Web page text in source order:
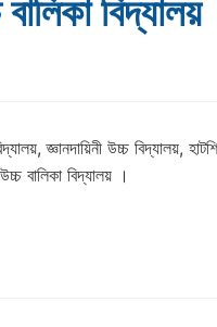
জ্ঞানদায়িনী উচ্চ বিদ্যালয়,
বালিকা বিদ্যালয় ।